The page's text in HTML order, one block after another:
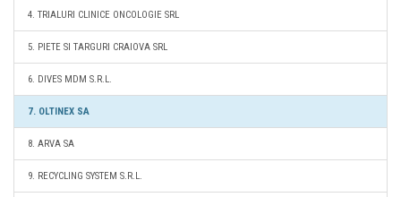
4. TRIALURI CLINICE ONCOLOGIE SRL
5. PIETE SI TARGURI CRAIOVA SRL
6. DIVES MDM S.R.L.
7. OLTINEX SA
8. ARVA SA
9. RECYCLING SYSTEM S.R.L.